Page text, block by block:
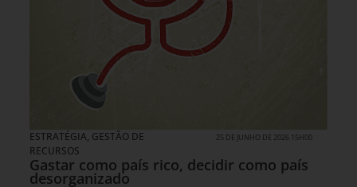
ESTRATÉGIA, GESTÃO DE
RECURSOS
25 DE JUNHO DE 2026 15H00
Gastar como país rico, decidir como país
desorganizado